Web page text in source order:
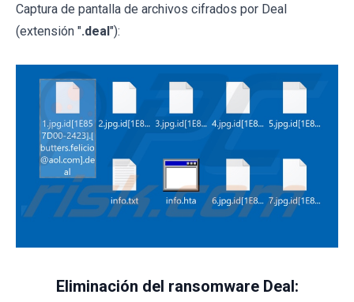
Captura de pantalla de archivos cifrados por Deal
(extensión ".deal"):
Eliminación del ransomware Deal: